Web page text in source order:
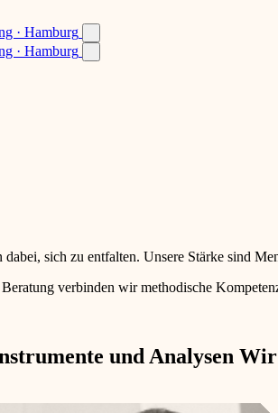
sich zu entfalten. Unsere Stärke sind
verbinden wir methodische
und Analysen